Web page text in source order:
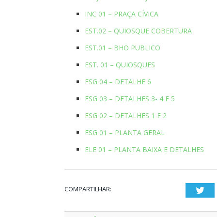
INC 01 – PRAÇA CÍVICA
EST.02 – QUIOSQUE COBERTURA
EST.01 – BHO PUBLICO
EST. 01 – QUIOSQUES
ESG 04 – DETALHE 6
ESG 03 – DETALHES 3- 4 E 5
ESG 02 – DETALHES 1 E 2
ESG 01 – PLANTA GERAL
ELE 01 – PLANTA BAIXA E DETALHES
COMPARTILHAR: